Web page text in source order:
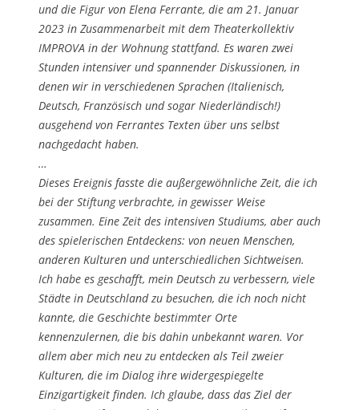
und die Figur von Elena Ferrante, die am 21. Januar
2023 in Zusammenarbeit mit dem Theaterkollektiv
IMPROVA in der Wohnung stattfand. Es waren zwei
Stunden intensiver und spannender Diskussionen, in
denen wir in verschiedenen Sprachen (Italienisch,
Deutsch, Französisch und sogar Niederländisch!)
ausgehend von Ferrantes Texten über uns selbst
nachgedacht haben.
…
Dieses Ereignis fasste die außergewöhnliche Zeit, die ich
bei der Stiftung verbrachte, in gewisser Weise
zusammen. Eine Zeit des intensiven Studiums, aber auch
des spielerischen Entdeckens: von neuen Menschen,
anderen Kulturen und unterschiedlichen Sichtweisen.
Ich habe es geschafft, mein Deutsch zu verbessern, viele
Städte in Deutschland zu besuchen, die ich noch nicht
kannte, die Geschichte bestimmter Orte
kennenzulernen, die bis dahin unbekannt waren. Vor
allem aber mich neu zu entdecken als Teil zweier
Kulturen, die im Dialog ihre widergespiegelte
Einzigartigkeit finden. Ich glaube, dass das Ziel der